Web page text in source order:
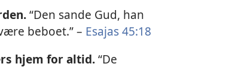
“Den sande Gud, han
beboet.” – Esajas 45:18
hjem for altid.“De